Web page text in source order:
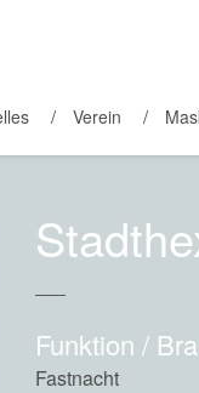
Verein
Funktion /
Fastnacht